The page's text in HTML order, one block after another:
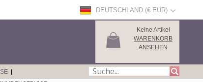
DEUTSCHLAND (€ EUR)
Keine Artikel
WARENKORB
ANSEHEN